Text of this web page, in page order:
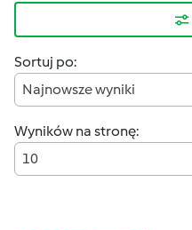
Sortuj po:
Najnowsze wyniki
Wyników na stronę:
10